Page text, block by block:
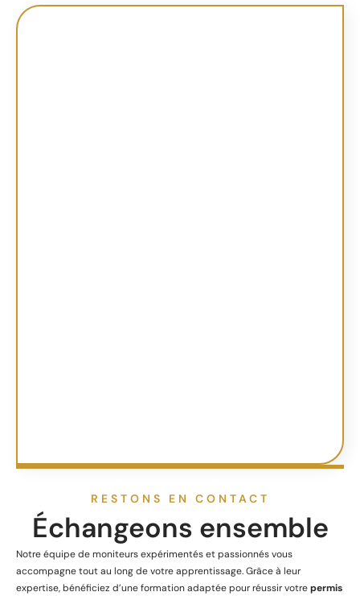
RESTONS EN CONTACT
Échangeons ensemble
Notre équipe de moniteurs expérimentés et passionnés vous
accompagne tout au long de votre apprentissage. Grâce à leur
expertise, bénéficiez d’une formation adaptée pour réussir votrepermis